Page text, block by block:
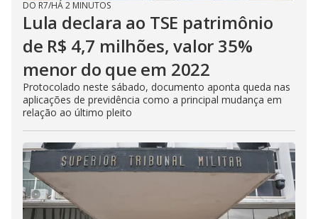
DO R7/HÁ 2 MINUTOS
Lula declara ao TSE patrimônio
de R$ 4,7 milhões, valor 35%
menor do que em 2022
Protocolado neste sábado, documento aponta queda nas
aplicações de previdência como a principal mudança em
relação ao último pleito